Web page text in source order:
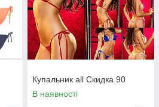
Купальник all Скидка 90
В наявності